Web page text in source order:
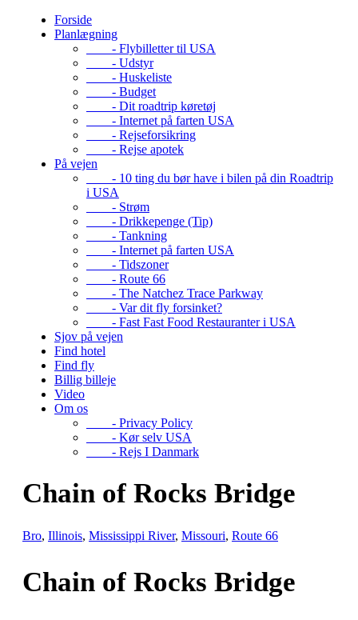
Forside
Planlægning
- Flybilletter til USA
- Udstyr
- Huskeliste
- Budget
- Dit roadtrip køretøj
- Internet på farten USA
- Rejseforsikring
- Rejse apotek
På vejen
- 10 ting du bør have i bilen på din Roadtrip
i USA
- Strøm
- Drikkepenge (Tip)
- Tankning
- Internet på farten USA
- Tidszoner
- Route 66
- The Natchez Trace Parkway
- Var dit fly forsinket?
- Fast Fast Food Restauranter i USA
Sjov på vejen
Find hotel
Find fly
Billig billeje
Video
Om os
- Privacy Policy
- Kør selv USA
- Rejs I Danmark
Chain of Rocks Bridge
Bro, Illinois, Mississippi River, Missouri, Route 66
Chain of Rocks Bridge